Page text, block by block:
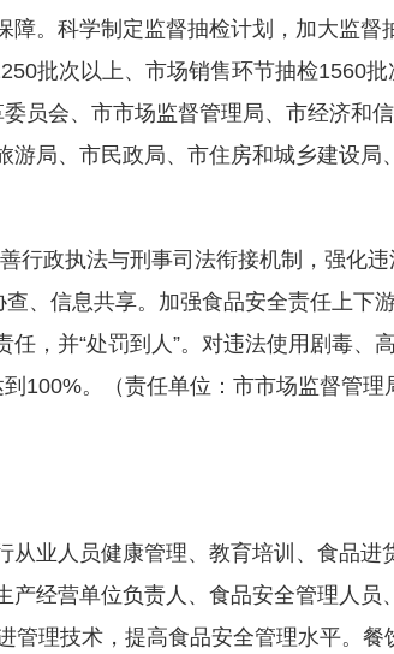
。科学制定监督抽检计划，加大监督
批次以上、市场销售环节抽检1560批
员会、市市场监督管理局、市经济和
局、市民政局、市住房和城乡建设局
行政执法与刑事司法衔接机制，强化违
、信息共享。加强食品安全责任上下
，并“处罚到人”。对违法使用剧毒、
100%。（责任单位：市市场监督管理
业人员健康管理、教育培训、食品进
经营单位负责人、食品安全管理人员
管理技术，提高食品安全管理水平。餐